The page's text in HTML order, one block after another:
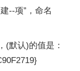
--项”，命名
(默认)的值是：